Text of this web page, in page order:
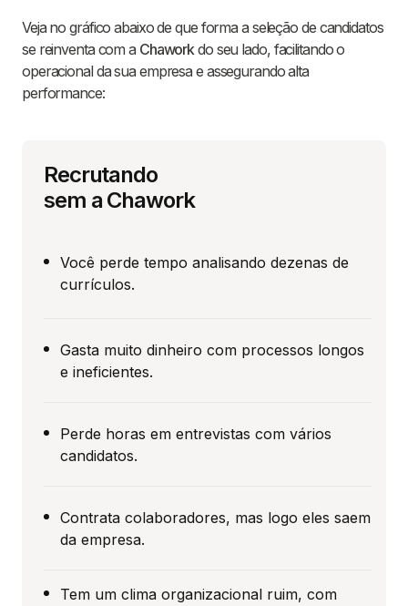
Veja no gráfico abaixo de que forma a seleção de candidatos
se reinventa com a Chaworkdo seu lado, facilitando o
operacional da sua empresa e assegurando alta
performance:
Recrutando
sem a Chawork
Você perde tempo analisando dezenas de
currículos.
Gasta muito dinheiro com processos longos
e ineficientes.
Perde horas em entrevistas com vários
candidatos.
Contrata colaboradores, mas logo eles saem
da empresa.
Tem um clima organizacional ruim, com